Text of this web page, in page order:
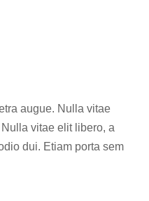
augue. Nulla vitae
vitae elit libero, a
dui. Etiam porta sem